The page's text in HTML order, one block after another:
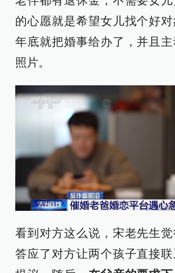
的心愿就是希望女儿找个好对
年底就把婚事给办了，并且
照片。
看到对方这么说，宋老先生
答应了对方让两个孩子直接